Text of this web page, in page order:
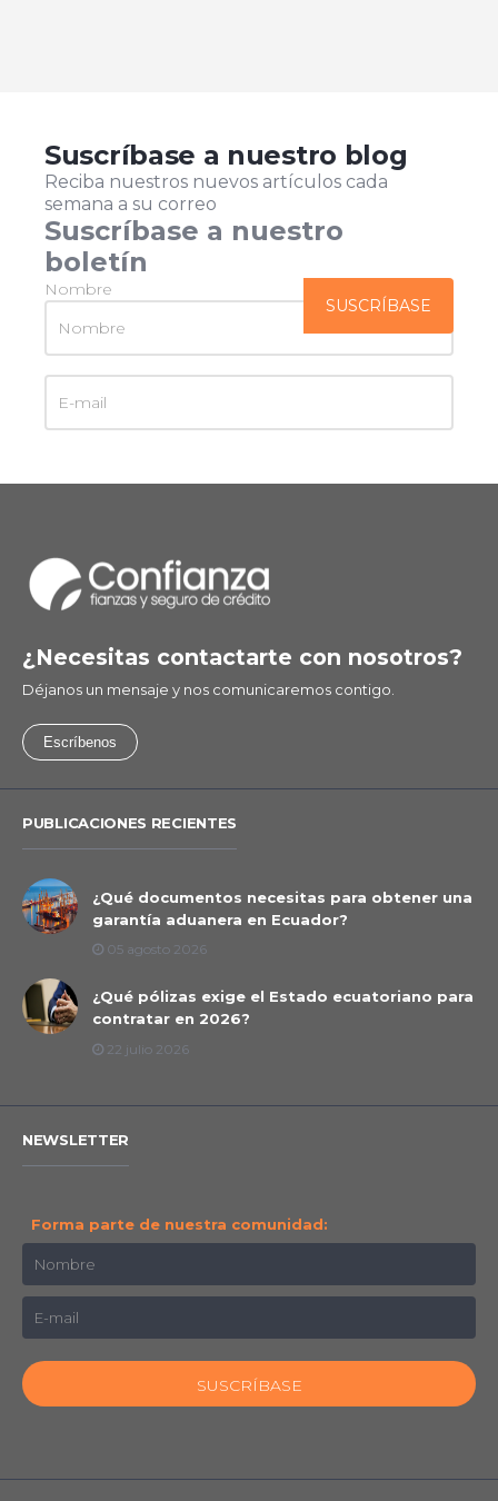
Suscríbase a nuestro blog
Reciba nuestros nuevos artículos cada
semana a su correo
Suscríbase a nuestro
boletín
Nombre
¿Necesitas contactarte con nosotros?
Déjanos un mensaje y nos comunicaremos contigo.
Escríbenos
PUBLICACIONES RECIENTES
¿Qué documentos necesitas para obtener una
garantía aduanera en Ecuador?
05 agosto 2026
¿Qué pólizas exige el Estado ecuatoriano para
contratar en 2026?
22 julio 2026
NEWSLETTER
Forma parte de nuestra comunidad: